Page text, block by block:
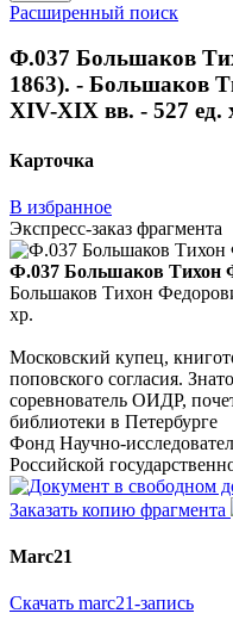
Расширенный поиск
Ф.037 Большаков
1863). - Большаков
XIV-XIX вв. - 527 ед.
Карточка
В избранное
Экспресс-заказ фрагмента
Ф.037 Большаков Тихон
Большаков Тихон
хр.
Московский купец,
поповского согласия.
соревнователь ОИДР,
библиотеки в Петербурге
Фонд Научно-
Российской
Заказать копию фрагмента
Marc21
Скачать marc21-запись